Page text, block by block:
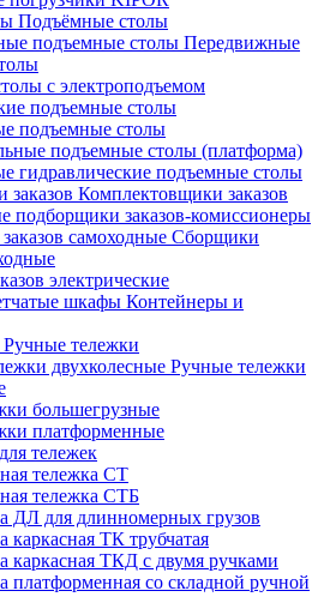
Подъёмные столы
Передвижные
с электроподъемом
подъемные столы
подъемные столы
подъемные столы (платформа)
гидравлические подъемные столы
Комплектовщики заказов
подборщики заказов-комиссионеры
Сборщики
электрические
Контейнеры и
Ручные тележки
Ручные тележки
большегрузные
платформенные
тележек
тележка СТ
тележка СТБ
ДЛ для длинномерных грузов
каркасная ТК трубчатая
каркасная ТКД с двумя ручками
платформенная со складной ручной